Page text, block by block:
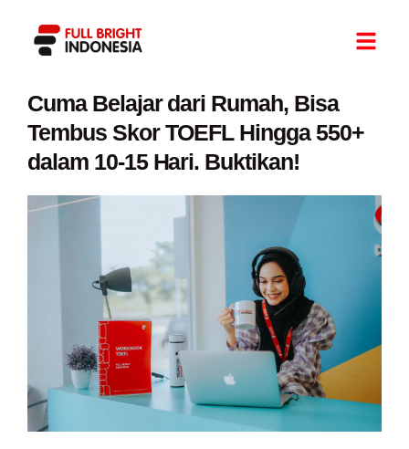
Cuma Belajar dari Rumah, Bisa
Tembus Skor TOEFL Hingga 550+
dalam 10-15 Hari. Buktikan!